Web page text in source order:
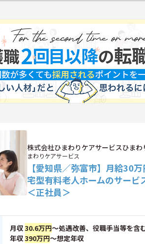
株式会社ひまわりケアサービスひまわ
まわりケアサービス
【愛知県／弥富市】月給30
宅型有料老人ホームのサービ
＜正社員＞
月収30.6万円～処遇改善、役職手当等を含
年収390万円～想定年収